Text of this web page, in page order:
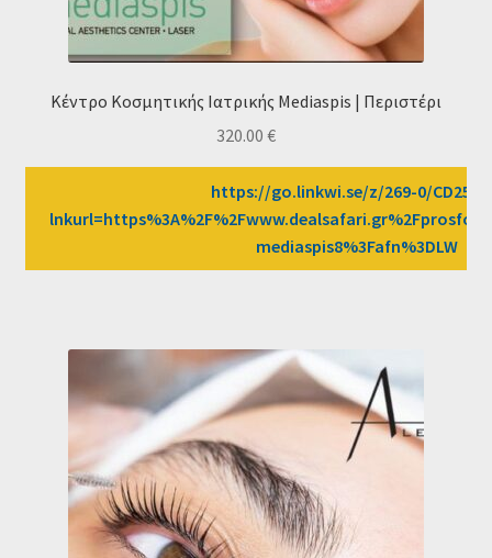
Κέντρο Κοσμητικής Ιατρικής Mediaspis | Περιστέρι
320.00 €
https://go.linkwi.se/z/269-0/
mediaspis8%3Fafn%3DLW